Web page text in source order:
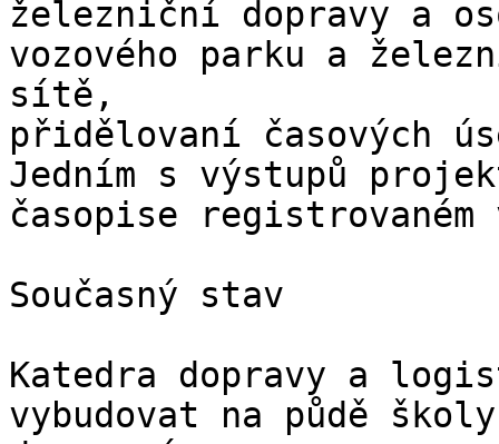
železniční dopravy a
vozového parku a
sítě,
přidělovaní časových
Jedním s výstupů
časopise
Současný stav
Katedra dopravy a
vybudovat na půdě